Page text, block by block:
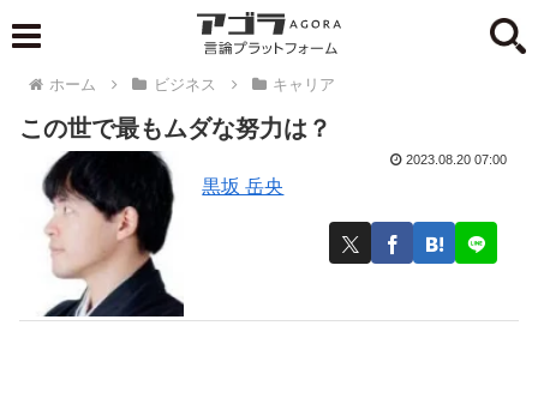
ホーム ビジネス キャリア
この世で最もムダな努力は？
黒坂 岳央
2023.08.20 07:00